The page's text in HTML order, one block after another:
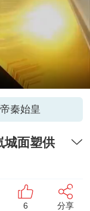
秦始皇
城面塑供
6 分享